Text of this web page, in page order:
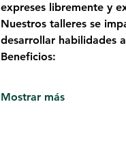
expreses libremente y
Nuestros talleres se
desarrollar habilidades
Beneficios:
Mostrar más